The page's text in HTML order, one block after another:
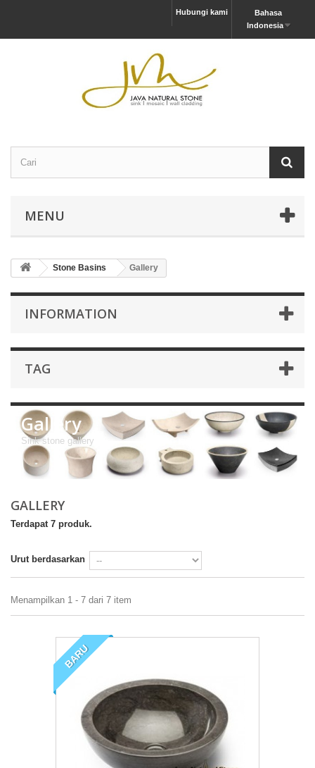
Bahasa
Indonesia
Hubungi kami
MENU
Stone Basins Gallery
INFORMATION
TAG
Gallery
Sink stone gallery
GALLERY
Terdapat 7 produk.
Urut berdasarkan
Menampilkan 1 - 7 dari 7 item
BARU